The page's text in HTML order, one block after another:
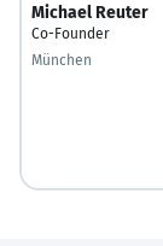
Michael Reuter
Co-Founder
München